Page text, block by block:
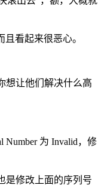
看起来很恶心。
想让他们解决什么高
Number 为 Invalid，修
是修改上面的序列号